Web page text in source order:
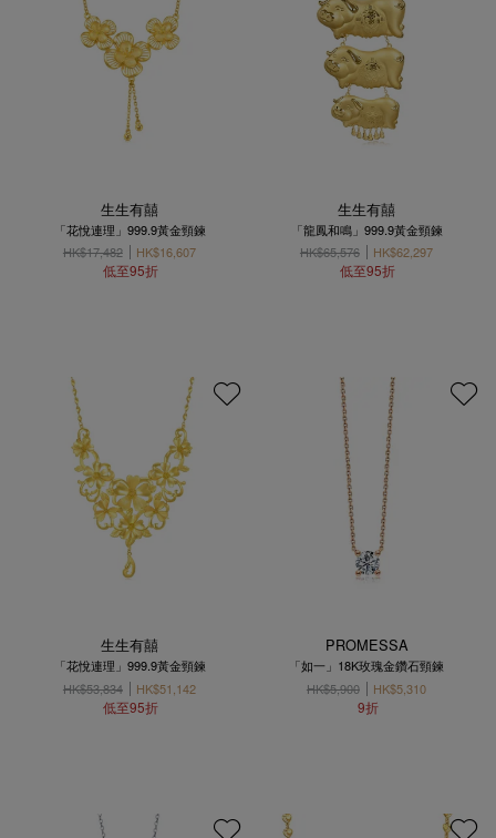
生生有囍
「花悅連理」999.9黃金頸鍊
HK$17,482
HK$16,607
低至95折
生生有囍
「龍鳳和鳴」999.9黃金頸鍊
HK$65,576
HK$62,297
低至95折
生生有囍
「花悅連理」999.9黃金頸鍊
HK$53,834
HK$51,142
低至95折
PROMESSA
「如一」18K玫瑰金鑽石頸鍊
HK$5,900
HK$5,310
9折